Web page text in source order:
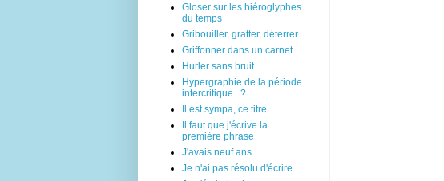
Gloser sur les hiéroglyphes
du temps
Gribouiller, gratter, déterrer...
Griffonner dans un carnet
Hurler sans bruit
Hypergraphie de la période
intercritique...?
Il est sympa, ce titre
Il faut que j'écrive la
première phrase
J'avais neuf ans
Je n'ai pas résolu d'écrire